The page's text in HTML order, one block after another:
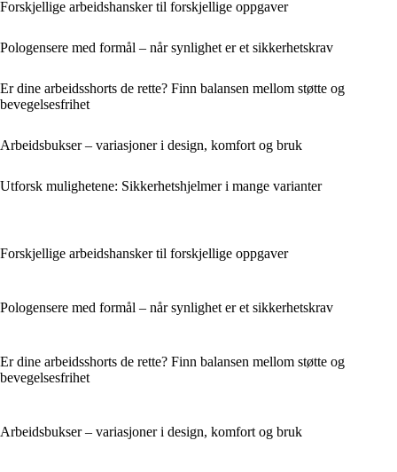
Forskjellige arbeidshansker til forskjellige oppgaver
Pologensere med formål – når synlighet er et sikkerhetskrav
Er dine arbeidsshorts de rette? Finn balansen mellom støtte og
bevegelsesfrihet
Arbeidsbukser – variasjoner i design, komfort og bruk
Utforsk mulighetene: Sikkerhetshjelmer i mange varianter
Forskjellige arbeidshansker til forskjellige oppgaver
Pologensere med formål – når synlighet er et sikkerhetskrav
Er dine arbeidsshorts de rette? Finn balansen mellom støtte og
bevegelsesfrihet
Arbeidsbukser – variasjoner i design, komfort og bruk